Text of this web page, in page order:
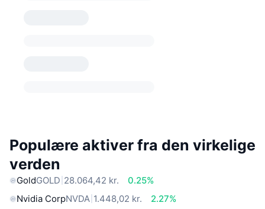
Populære aktiver fra den virkelige
verden
GoldGOLD 28.064,42 kr.
0.25%
Nvidia CorpNVDA 1.448,02 kr.
2.27%